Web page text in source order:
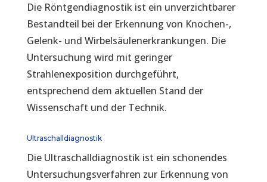
Die Röntgendiagnostik ist ein unverzichtbarer
Bestandteil bei der Erkennung von Knochen-,
Gelenk- und Wirbelsäulenerkrankungen. Die
Untersuchung wird mit geringer
Strahlenexposition durchgeführt,
entsprechend dem aktuellen Stand der
Wissenschaft und der Technik.
Ultraschalldiagnostik
Die Ultraschalldiagnostik ist ein schonendes
Untersuchungsverfahren zur Erkennung von